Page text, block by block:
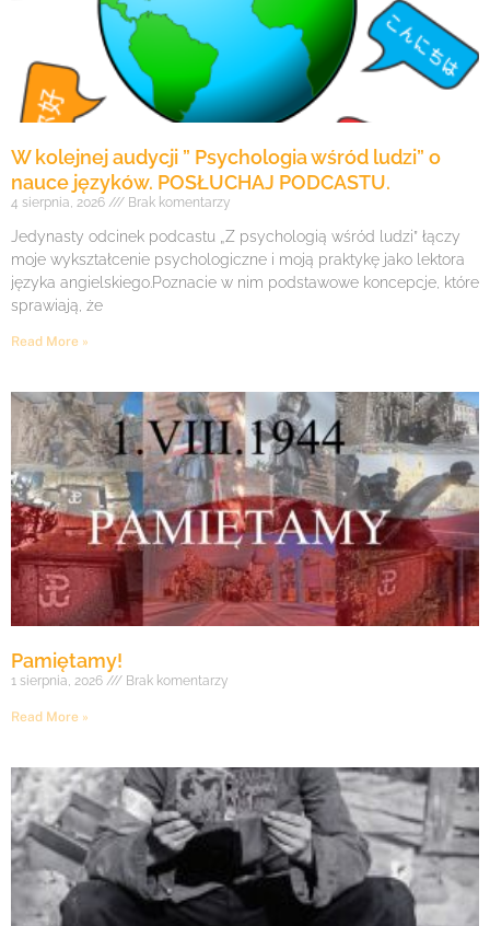
W kolejnej audycji ” Psychologia wśród ludzi” o
nauce języków. POSŁUCHAJ PODCASTU.
4 sierpnia, 2026 Brak komentarzy
Jedynasty odcinek podcastu „Z psychologią wśród ludzi” łączy
moje wykształcenie psychologiczne i moją praktykę jako lektora
języka angielskiego.Poznacie w nim podstawowe koncepcje, które
sprawiają, że
Read More »
Pamiętamy!
1 sierpnia, 2026 Brak komentarzy
Read More »